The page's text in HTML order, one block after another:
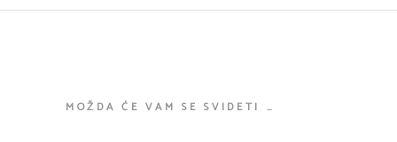
MOŽDA ĆE VAM SE SVIDETI …